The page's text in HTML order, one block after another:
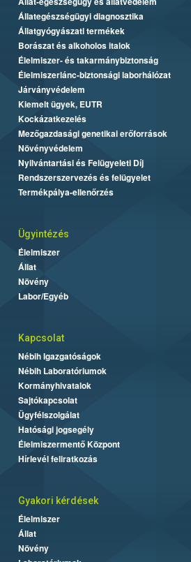
Állategészségügyi diagnosztika
Állatgyógyászati termékek
Borászat és alkoholos italok
Élelmiszer- és takarmánybiztonság
Élelmiszerlánc-biztonsági laborhálózat
Járványvédelem
Kiemelt ügyek, EUTR
Kockázatkezelés
Mezőgazdasági genetikai erőforrások
Növényvédelem
Nyilvántartási és Felügyeleti Díj
Rendszerszervezés és felügyelet
Termékpálya-ellenőrzés
Ügyintézés
Élelmiszer
Állat
Növény
Labor/Egyéb
Kapcsolat
Nébih Igazgatóságok
Nébih Laboratóriumok
Kormányhivatalok
Sajtókapcsolat
Ügyfélszolgálat
Hatósági jogsegély
Élelmiszermentő Központ
Hírlevél feliratkozás
Gyakori kérdések
Élelmiszer
Állat
Növény